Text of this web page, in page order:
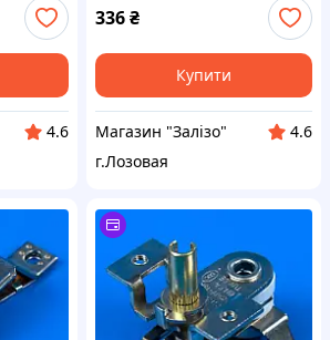
4.6
336₴
Купити
Магазин "Залізо"
4.6
г.Лозовая